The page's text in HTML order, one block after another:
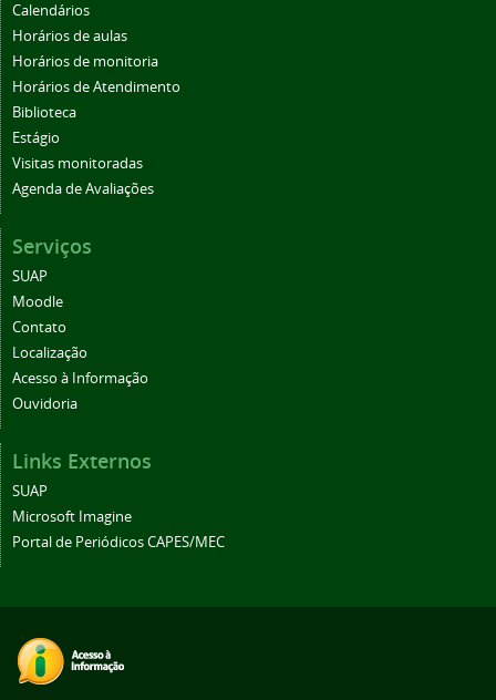
Calendários
Horários de aulas
Horários de monitoria
Horários de Atendimento
Biblioteca
Estágio
Visitas monitoradas
Agenda de Avaliações
Serviços
SUAP
Moodle
Contato
Localização
Acesso à Informação
Ouvidoria
Links Externos
SUAP
Microsoft Imagine
Portal de Periódicos CAPES/MEC